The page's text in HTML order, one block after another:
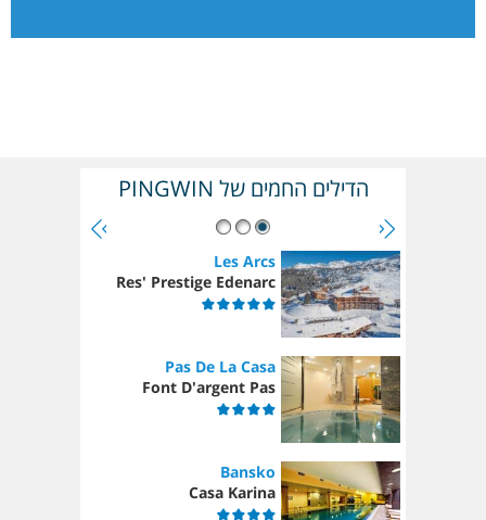
הדילים החמים של PINGWIN
Les Arcs
Res' Prestige Edenarc
Pas De La Casa
Font D'argent Pas
Bansko
Casa Karina